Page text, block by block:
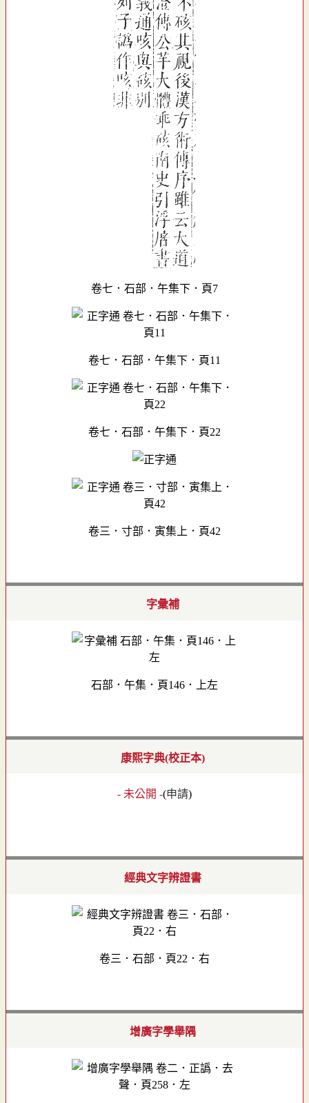
卷七．石部．午集下．頁7
卷七．石部．午集下．頁11
卷七．石部．午集下．頁22
卷三．寸部．寅集上．頁42
字彙補
石部．午集．頁146．上左
康熙字典(校正本)
- 未公開 -(申請)
經典文字辨證書
卷三．石部．頁22．右
增廣字學舉隅